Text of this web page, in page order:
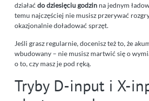
działać do dziesięciu godzin na jednym
temu najczęściej nie musisz przerywać
okazjonalnie doładować sprzęt.
Jeśli grasz regularnie, docenisz też to, że
wbudowany – nie musisz martwić się o
o to, czy masz je pod ręką.
Tryby D-input i X-